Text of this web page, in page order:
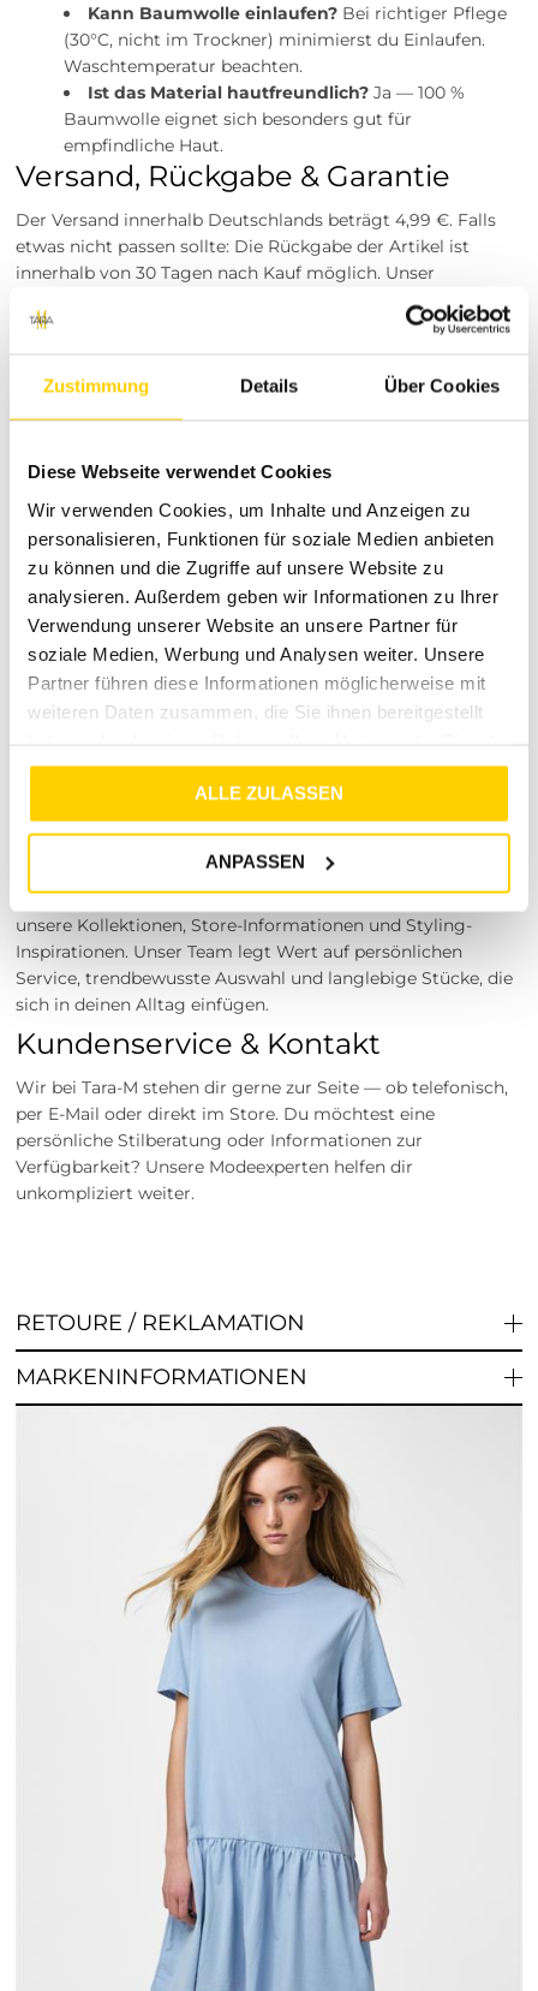
Zustimmung Details Über Cookies
Diese Webseite verwendet Cookies
Wir verwenden Cookies, um Inhalte und Anzeigen zu
personalisieren, Funktionen für soziale Medien anbieten
zu können und die Zugriffe auf unsere Website zu
analysieren. Außerdem geben wir Informationen zu Ihrer
Verwendung unserer Website an unsere Partner für
soziale Medien, Werbung und Analysen weiter. Unsere
Partner führen diese Informationen möglicherweise mit
weiteren Daten zusammen, die Sie ihnen bereitgestellt
gesammelt haben.
ALLE ZULASSEN
ANPASSEN
Kann Baumwolle einlaufen? Bei richtiger Pflege
(30°C, nicht im Trockner) minimierst du Einlaufen.
Waschtemperatur beachten.
Ist das Material hautfreundlich? Ja — 100 %
Baumwolle eignet sich besonders gut für
empfindliche Haut.
Versand, Rückgabe & Garantie
Der Versand innerhalb Deutschlands beträgt 4,99 €. Falls
etwas nicht passen sollte: Die Rückgabe der Artikel ist
innerhalb von 30 Tagen nach Kauf möglich. Unser
Kundenservice steht dir bei Fragen zur Pflege, Passform
oder Rückgabe jederzeit zur Seite – wir möchten, dass du
Bereit für dein neues
Lieblingskleid?
Sichere dir jetzt dein PCDISSO SS O-NECK DRESS
Komfort eines echten Baumwollkleids. Du bist nur
wenige Klicks davon entfernt, dein neues Alltags-
und Sommerkleid zu tragen.
Besuche unsere Stores
Du möchtest vor dem Kauf deine Lieblingsartikel
anprobieren? Besuche einen unserer Tara-M Stores in
Dinslaken, Borken, Rheine, Herne, Bocholt, Coesfeld,
Modeexperten vor Ort beraten dich gerne!
hochwertige Damenkleidung, individuelle Beratung und ein
angenehmes Einkaufserlebnis. Auf tara-m.de findest du
unsere Kollektionen, Store-Informationen und Styling-
Inspirationen. Unser Team legt Wert auf persönlichen
Service, trendbewusste Auswahl und langlebige Stücke, die
sich in deinen Alltag einfügen.
Kundenservice & Kontakt
Wir bei Tara-M stehen dir gerne zur Seite — ob telefonisch,
per E-Mail oder direkt im Store. Du möchtest eine
persönliche Stilberatung oder Informationen zur
Verfügbarkeit? Unsere Modeexperten helfen dir
unkompliziert weiter.
RETOURE / REKLAMATION
MARKENINFORMATIONEN